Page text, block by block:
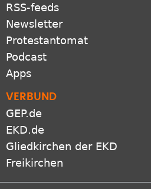
RSS-feeds
Newsletter
Protestantomat
Podcast
Apps
VERBUND
GEP.de
EKD.de
Gliedkirchen der EKD
Freikirchen